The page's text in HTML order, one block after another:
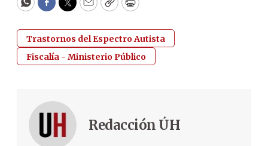
WhatsApp
Facebook
Twitter
EmailCopyPrint
Trastornos del Espectro Autista
Fiscalía - Ministerio Público
Redacción ÚH